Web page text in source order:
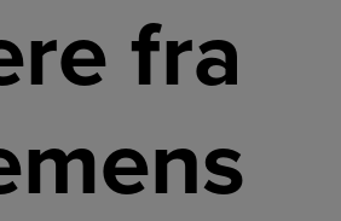
fra